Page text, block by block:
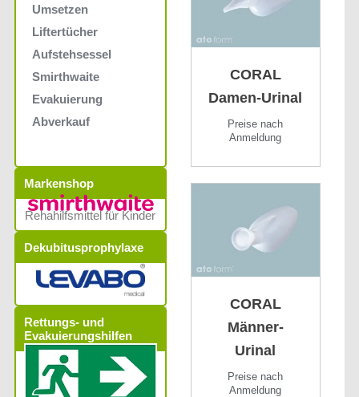
Umsetzen
Liftertücher
Aufstehsessel
Smirthwaite
Evakuierung
Abverkauf
Markenshop
Rehahilfsmittel für Kinder
Dekubitusprophylaxe
Rettungs- und
Evakuierungshilfen
CORAL
Damen-Urinal
Preise nach
Anmeldung
CORAL
Männer-
Urinal
Preise nach
Anmeldung